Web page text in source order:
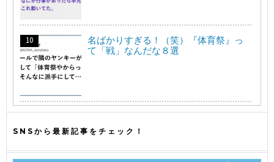
名ばかりすぎる！（笑）『体育祭』っ
て「戦」なんだな８選
SNSから最新記事をチェック！